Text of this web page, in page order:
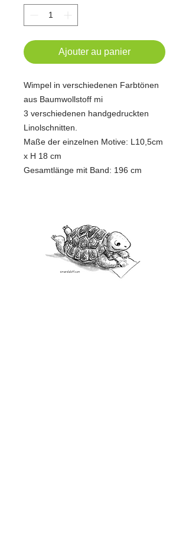
Ajouter au panier
Wimpel in verschiedenen Farbtönen
aus Baumwollstoff mi
3 verschiedenen handgedruckten
Linolschnitten.
Maße der einzelnen Motive: L10,5cm
x H 18 cm
Gesamtlänge mit Band: 196 cm